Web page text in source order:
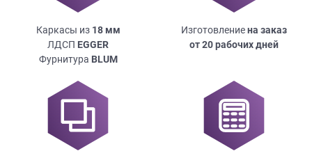
Каркасы из 18мм
ЛДСП EGGER
Фурнитура BLUM
Изготовлениена заказ
от 20 рабочих дней